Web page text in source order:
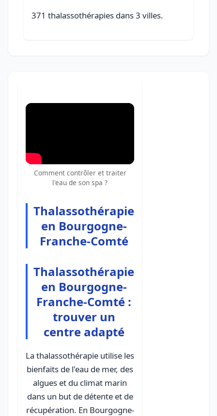
371 thalassothérapies dans 3 villes.
Comment contrôler et traiter
l'eau de son spa ?
Thalassothérapie
en Bourgogne-
Franche-Comté
Thalassothérapie
en Bourgogne-
Franche-Comté :
trouver un
centre adapté
La thalassothérapie utilise les
bienfaits de l'eau de mer, des
algues et du climat marin
dans un but de détente et de
récupération. En Bourgogne-